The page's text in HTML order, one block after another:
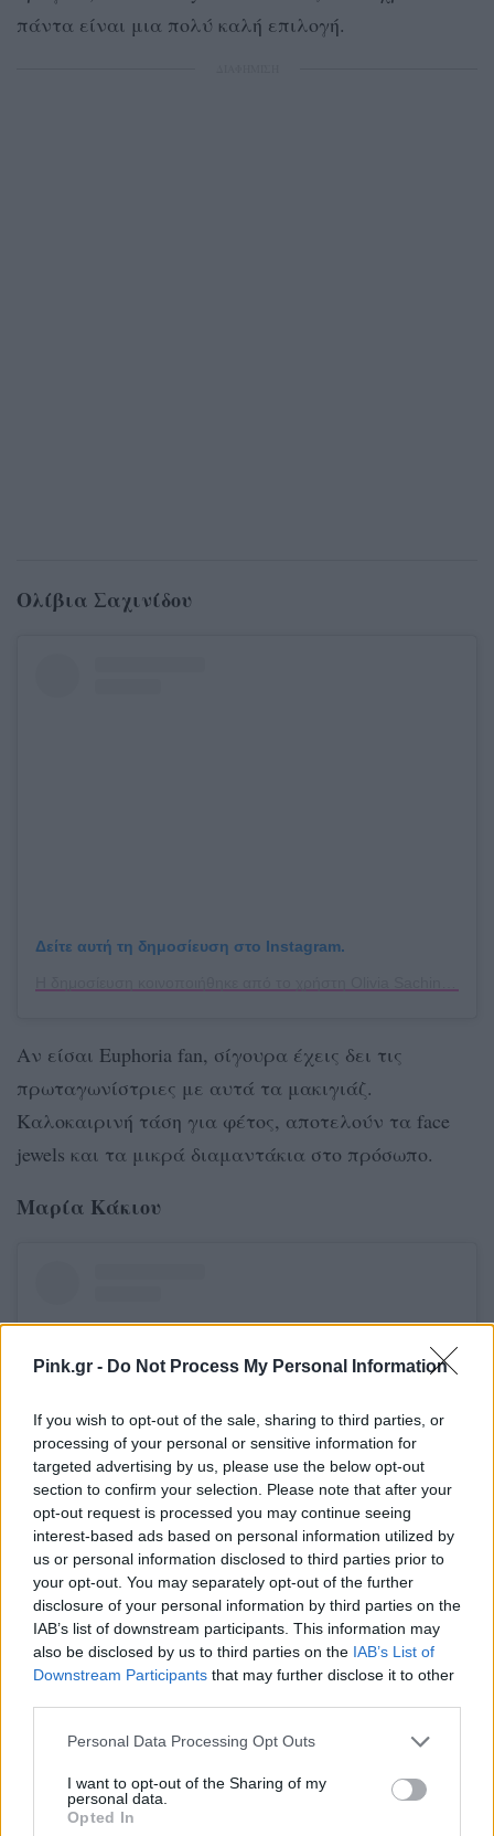
Pink.gr - Do Not Process My Personal Information
If you wish to opt-out of the sale, sharing to third parties, or
processing of your personal or sensitive information for
targeted advertising by us, please use the below opt-out
section to confirm your selection. Please note that after your
opt-out request is processed you may continue seeing
interest-based ads based on personal information utilized by
us or personal information disclosed to third parties prior to
your opt-out. You may separately opt-out of the further
disclosure of your personal information by third parties on the
IAB’s list of downstream participants. This information may
also be disclosed by us to third parties on the IAB’s List of
Downstream Participants that may further disclose it to other
Personal Data Processing Opt Outs
I want to opt-out of the Sharing of my
personal data.
Opted In
πάντα είναι μια πολύ καλή επιλογή.
Ολίβια Σαχινίδου
Δείτε αυτή τη δημοσίευση στο Instagram.
Αν είσαι Euphoria fan, σίγουρα έχεις δει τις
πρωταγωνίστριες με αυτά τα μακιγιάζ.
Καλοκαιρινή τάση για φέτος, αποτελούν τα face
jewels και τα μικρά διαμαντάκια στο πρόσωπο.
Μαρία Κάκιου
Δείτε αυτή τη δημοσίευση στο Instagram.
Το natural makeup look έχει κατακτήσει και τις
Σαββίνα Σκεπετάρη